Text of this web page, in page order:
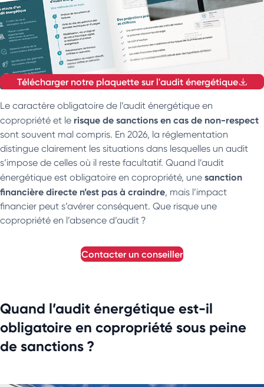
Télécharger notre plaquette sur l'audit énergétique
Le caractère obligatoire de l’audit énergétique en
copropriété et le risque de sanctions en cas de non-respect
sont souvent mal compris. En 2026, la réglementation
distingue clairement les situations dans lesquelles un audit
s’impose de celles où il reste facultatif. Quand l’audit
énergétique est obligatoire en copropriété, une sanction
financière directe n’est pas à craindre, mais l’impact
financier peut s’avérer conséquent. Que risque une
copropriété en l’absence d’audit ?
contacter un conseiller
Quand l’audit énergétique est-il
obligatoire en copropriété sous peine
de sanctions ?